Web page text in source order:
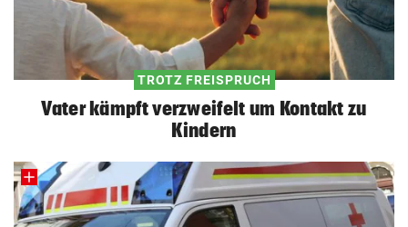
TROTZ FREISPRUCH
Vater kämpft verzweifelt um Kontakt zu
Kindern